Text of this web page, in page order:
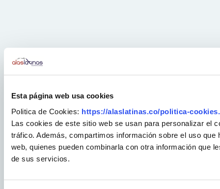
Esta página web usa cookies
Politica de Cookies: https://alaslatinas.co/politica-
Las cookies de este sitio web se usan para personalizar el
tráfico. Además, compartimos información sobre el uso
web, quienes pueden combinarla con otra información que
de sus servicios.